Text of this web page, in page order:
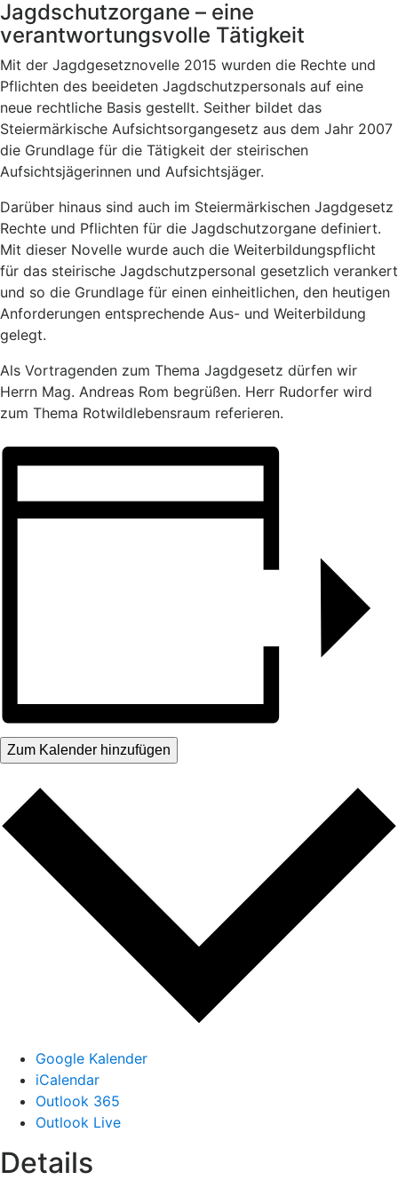
Jagdschutzorgane – eine
verantwortungsvolle Tätigkeit
Mit der Jagdgesetznovelle 2015 wurden die Rechte und
Pflichten des beeideten Jagdschutzpersonals auf eine
neue rechtliche Basis gestellt. Seither bildet das
Steiermärkische Aufsichtsorgangesetz aus dem Jahr 2007
die Grundlage für die Tätigkeit der steirischen
Aufsichtsjägerinnen und Aufsichtsjäger.
Darüber hinaus sind auch im Steiermärkischen Jagdgesetz
Rechte und Pflichten für die Jagdschutzorgane definiert.
Mit dieser Novelle wurde auch die Weiterbildungspflicht
für das steirische Jagdschutzpersonal gesetzlich verankert
und so die Grundlage für einen einheitlichen, den heutigen
Anforderungen entsprechende Aus- und Weiterbildung
gelegt.
Als Vortragenden zum Thema Jagdgesetz dürfen wir
Herrn Mag. Andreas Rom begrüßen. Herr Rudorfer wird
zum Thema Rotwildlebensraum referieren.
Zum Kalender hinzufügen
Google Kalender
iCalendar
Outlook 365
Outlook Live
Details